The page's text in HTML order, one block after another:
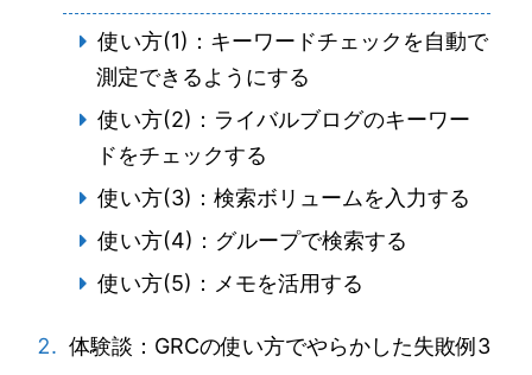
使い方(1)：キーワードチェックを自動で
測定できるようにする
使い方(2)：ライバルブログのキーワー
ドをチェックする
使い方(3)：検索ボリュームを入力する
使い方(4)：グループで検索する
使い方(5)：メモを活用する
体験談：GRCの使い方でやらかした失敗例3